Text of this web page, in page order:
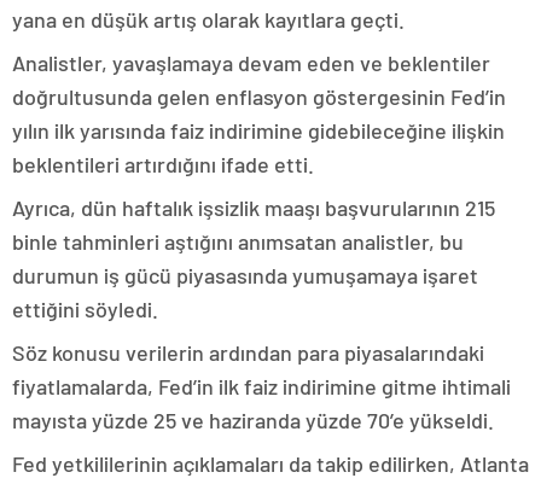
yana en düşük artış olarak kayıtlara geçti.
Analistler, yavaşlamaya devam eden ve beklentiler
doğrultusunda gelen enflasyon göstergesinin Fed’in
yılın ilk yarısında faiz indirimine gidebileceğine ilişkin
beklentileri artırdığını ifade etti.
Ayrıca, dün haftalık işsizlik maaşı başvurularının 215
binle tahminleri aştığını anımsatan analistler, bu
durumun iş gücü piyasasında yumuşamaya işaret
ettiğini söyledi.
Söz konusu verilerin ardından para piyasalarındaki
fiyatlamalarda, Fed’in ilk faiz indirimine gitme ihtimali
mayısta yüzde 25 ve haziranda yüzde 70’e yükseldi.
Fed yetkililerinin açıklamaları da takip edilirken, Atlanta